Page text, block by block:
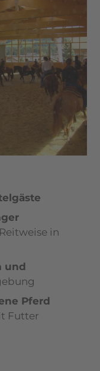
in
und
Pferd
Futter